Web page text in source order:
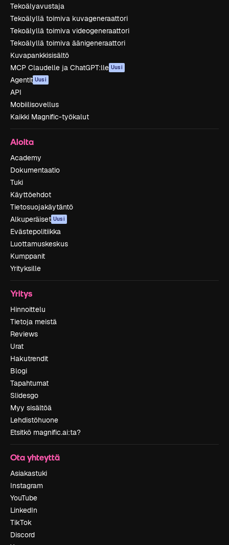
Tekoälyavustaja
Tekoälyllä toimiva kuvageneraattori
Tekoälyllä toimiva videogeneraattori
Tekoälyllä toimiva äänigeneraattori
Kuvapankkisisältö
MCP Claudelle ja ChatGPT:lle Uusi
Agentit Uusi
API
Mobiilisovellus
Kaikki Magnific-työkalut
Aloita
Academy
Dokumentaatio
Tuki
Käyttöehdot
Tietosuojakäytäntö
Alkuperäiset Uusi
Evästepolitiikka
Luottamuskeskus
Kumppanit
Yrityksille
Yritys
Hinnoittelu
Tietoja meistä
Reviews
Urat
Hakutrendit
Blogi
Tapahtumat
Slidesgo
Myy sisältöä
Lehdistöhuone
Etsitkö magnific.ai:ta?
Ota yhteyttä
Asiakastuki
Instagram
YouTube
LinkedIn
TikTok
Discord